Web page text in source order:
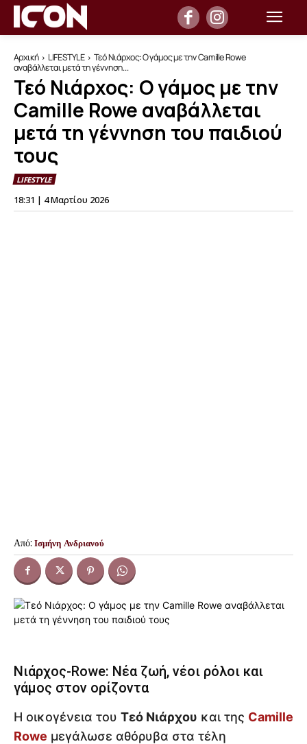
Αρχική LIFESTYLE
Τεό Νιάρχος: Ο γάμος με την Camille Rowe
αναβάλλεται μετά τη γέννηση...
Τεό Νιάρχος: Ο γάμος με την
Camille Rowe αναβάλλεται
μετά τη γέννηση του παιδιού
τους
LIFESTYLE
18:31 | 4 Μαρτίου 2026
Από: Ισμήνη Ανδριανού
Νιάρχος-Rowe: Νέα ζωή, νέοι ρόλοι και
γάμος στον ορίζοντα
Η οικογένεια του Τεό Νιάρχου και της Camille
Rowe μεγάλωσε αθόρυβα στα τέλη